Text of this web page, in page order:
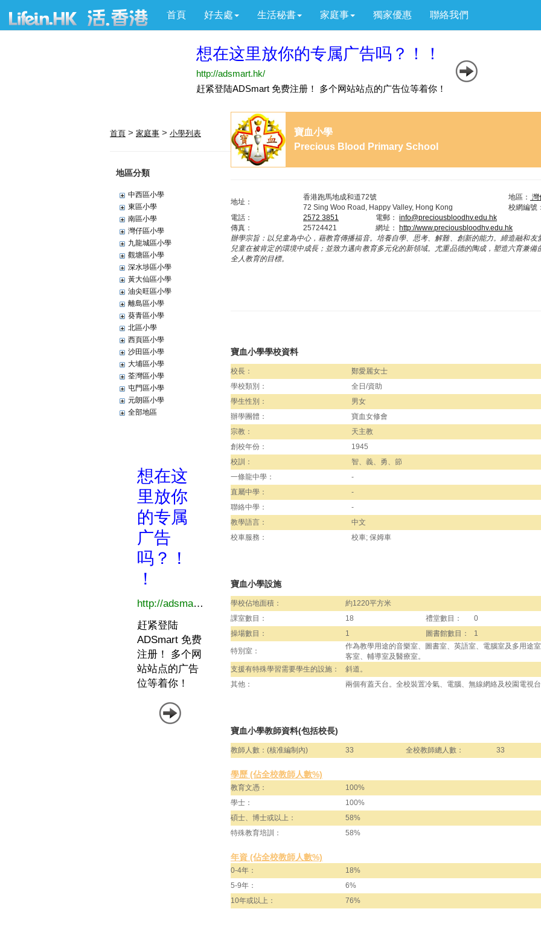
首頁 好去處 生活秘書 家庭事 獨家優惠 聯絡我們
首頁 > 家庭事 > 小學列表
地區分類
中西區小學
東區小學
南區小學
灣仔區小學
九龍城區小學
觀塘區小學
深水埗區小學
黃大仙區小學
油尖旺區小學
離島區小學
葵青區小學
北區小學
西頁區小學
沙田區小學
大埔區小學
荃灣區小學
屯門區小學
元朗區小學
全部地區
寶血小學
Precious Blood Primary School
地址：
香港跑馬地成和道72號
72 Sing Woo Road, Happy Valley, Hong Kong
地區： 灣
校網編號
電話：
2572 3851 電郵： info@preciousbloodhv.edu.hk
傳真：
25724421 網址：
http://www.preciousbloodhv.edu.hk
辦學宗旨： 以兒童為中心，藉教育傳播福音。培養自學、思考、解難、創新的能力。締造融和友
兒童在被肯定的環境中成長；並致力邁向教育多元化的新領域。尤重品德的陶成，塑造六育兼備
全人教育的目標。
寶血小學學校資料
校長：
鄭愛麗女士
學校類別：
全日/資助
學生性別：
男女
辦學團體：
寶血女修會
宗教：
天主教
創校年份：
1945
校訓：
智、義、勇、節
一條龍中學：
-
直屬中學：
-
聯絡中學：
-
教學語言：
中文
校車服務：
校車; 保姆車
寶血小學設施
學校佔地面積：
約1220平方米
課室數目：
18 禮堂數目：
0
操場數目：
1 圖書館數目： 1
特別室：
作為教學用途的音樂室、圖書室、英語室、電腦室及多用途
客室、輔導室及醫療室。
支援有特殊學習需要學生的設施：
斜道。
其他：
兩個有蓋天台。全校裝置冷氣、電腦、無線網絡及校園電視
寶血小學教師資料(包括校長)
教師人數：(核准編制內) 33 全校教師總人數： 33
學歷 (佔全校教師人數%)
教育文憑：
100%
學士：
100%
碩士、博士或以上：
58%
特殊教育培訓：
58%
年資 (佔全校教師人數%)
0-4年：
18%
5-9年：
6%
10年或以上：
76%